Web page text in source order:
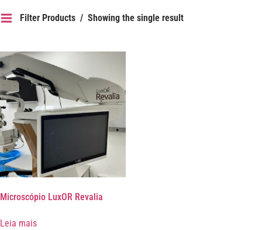
Filter Products Showing the single result
Microscópio LuxOR Revalia
Leia mais